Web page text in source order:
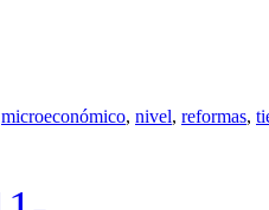
microeconómico, nivel, reformas,